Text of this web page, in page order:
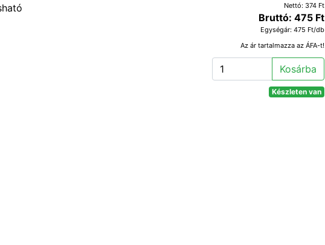
Nettó: 374 Ft
Bruttó: 475 Ft
Egységár: 475 Ft/db
Az ár tartalmazza az ÁFA-t!
Kosárba
Készleten van